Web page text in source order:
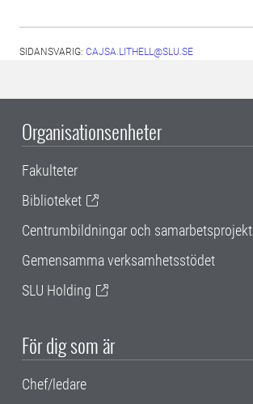
SIDANSVARIG: CAJSA.LITHELL@SLU.SE
Organisationsenheter
Fakulteter
Biblioteket
Centrumbildningar och samarbetsprojekt
Gemensamma verksamhetsstödet
SLU Holding
För dig som är
Chef/ledare